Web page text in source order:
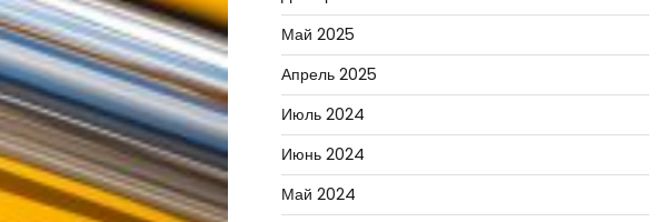
Май 2025
Апрель 2025
Июль 2024
Июнь 2024
Май 2024